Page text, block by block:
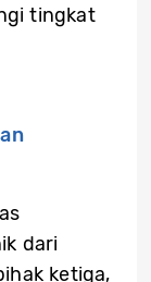
tingkat
dari
ketiga,